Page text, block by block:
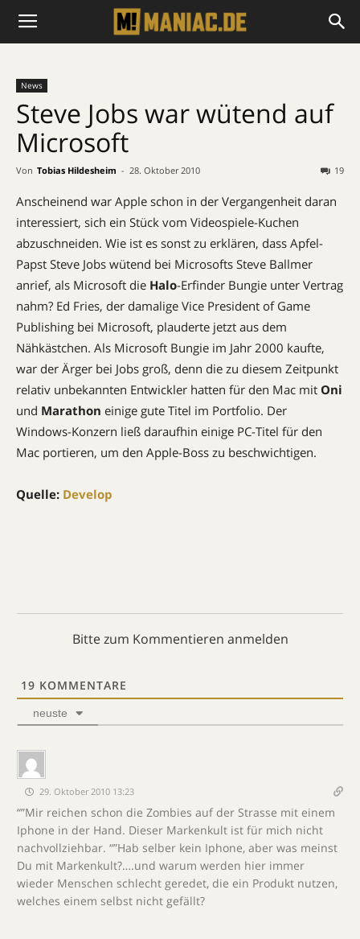
News
Steve Jobs war wütend auf
Microsoft
Von Tobias Hildesheim - 28. Oktober 2010 19
Anscheinend war Apple schon in der Vergangenheit daran
interessiert, sich ein Stück vom Videospiele-Kuchen
abzuschneiden. Wie ist es sonst zu erklären, dass Apfel-
Papst Steve Jobs wütend bei Microsofts Steve Ballmer
anrief, als Microsoft die Halo-Erfinder Bungie unter Vertrag
nahm? Ed Fries, der damalige Vice President of Game
Publishing bei Microsoft, plauderte jetzt aus dem
Nähkästchen. Als Microsoft Bungie im Jahr 2000 kaufte,
war der Ärger bei Jobs groß, denn die zu diesem Zeitpunkt
relativ unbekannten Entwickler hatten für den Mac mit Oni
und Marathon einige gute Titel im Portfolio. Der
Windows-Konzern ließ daraufhin einige PC-Titel für den
Mac portieren, um den Apple-Boss zu beschwichtigen.
Quelle: Develop
Bitte zum Kommentieren anmelden
19 KOMMENTARE
neuste
29. Oktober 2010 13:23
“”Mir reichen schon die Zombies auf der Strasse mit einem
Iphone in der Hand. Dieser Markenkult ist für mich nicht
nachvollziehbar. “”Hab selber kein Iphone, aber was meinst
Du mit Markenkult?….und warum werden hier immer
wieder Menschen schlecht geredet, die ein Produkt nutzen,
welches einem selbst nicht gefällt?